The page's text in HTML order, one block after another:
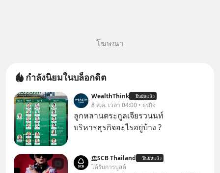
โฆษณา
กำลังนิยมในบล็อกดิต
WealthThink ยืนยันแล้ว
8 ส.ค. เวลา 04:00 • ธุรกิจ
ลูกหลานตระกูลเจียรวนนท์
บริหารธุรกิจอะไรอยู่บ้าง ?
SCB Thailand ยืนยันแล้ว
ได้รับการบูสต์